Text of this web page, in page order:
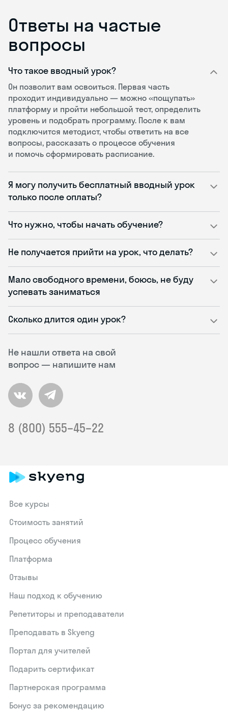
Ответы на частые
вопросы
Не нашли ответа на свой
вопрос — напишите нам
8 (800) 555–45–22
Что такое вводный урок?
Он позволит вам освоиться. Первая часть
проходит индивидуально — можно «пощупать»
платформу и пройти небольшой тест, определить
уровень и подобрать программу. После к вам
подключится методист, чтобы ответить на все
вопросы, рассказать о процессе обучения
и помочь сформировать расписание.
Я могу получить бесплатный вводный урок
только после оплаты?
Что нужно, чтобы начать обучение?
Не получается прийти на урок, что делать?
Мало свободного времени, боюсь, не буду
успевать заниматься
Сколько длится один урок?
Все курсы
Стоимость занятий
Процесс обучения
Платформа
Отзывы
Наш подход к обучению
Репетиторы и преподаватели
Преподавать в Skyeng
Портал для учителей
Подарить сертификат
Партнерская программа
Бонус за рекомендацию